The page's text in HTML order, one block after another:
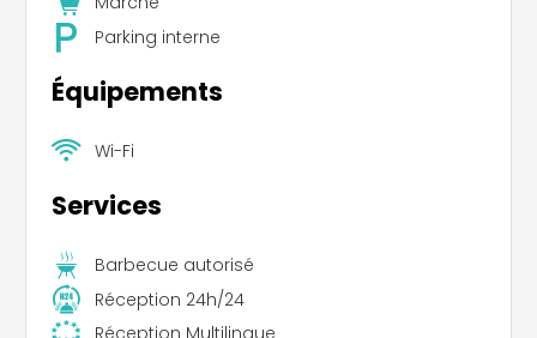
Parking interne
Équipements
Wi-Fi
Services
Barbecue autorisé
Réception 24h/24